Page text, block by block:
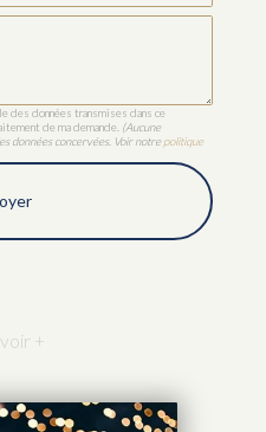
des données transmises dans ce
de ma demande. (Aucune
données concervées. Voir notrepolitique
+